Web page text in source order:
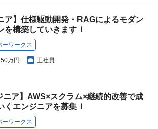
ア】仕様駆動開発・RAGによるモダン
を構築していきます！
ーワークス
万円 正社員
ニア】AWS×スクラム×継続的改善で成
くエンジニアを募集！
ーワークス